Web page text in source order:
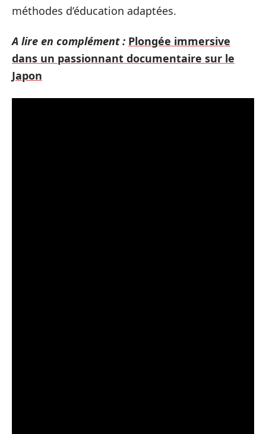
méthodes d’éducation adaptées.
A lire en complément : Plongée immersive
dans un passionnant documentaire sur le
Japon